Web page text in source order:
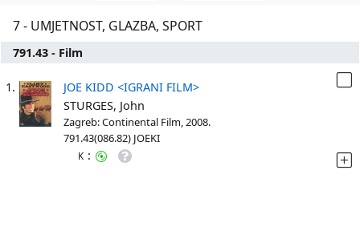
7 - UMJETNOST, GLAZBA, SPORT
791.43 - Film
1.
JOE KIDD <IGRANI FILM>
STURGES, John
Zagreb: Continental Film, 2008.
791.43(086.82) JOEKI
K :